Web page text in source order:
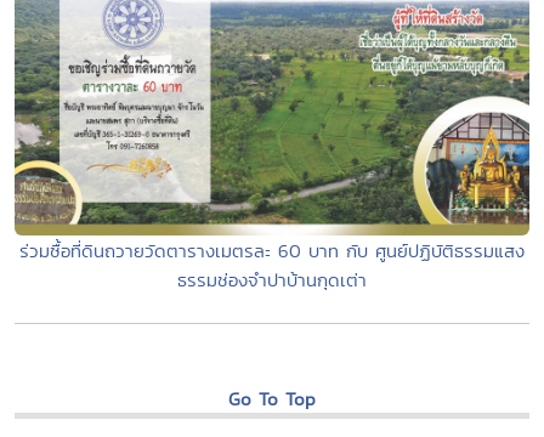
ร่วมซื้อที่ดินถวายวัดตารางเมตรละ 60 บาท กับ ศูนย์ปฏิบัติธรรมแสง
ธรรมช่องจำปาบ้านกุดเต่า
Go To Top